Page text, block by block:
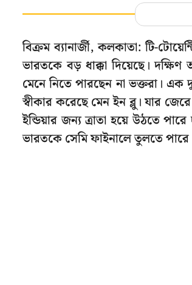
বিক্রম ব্যানার্জী, কলকাতা: টি-
ভারতকে বড় ধাক্কা দিয়েছে।
মেনে নিতে পারছেন না ভক্তরা।
স্বীকার করেছে মেন ইন ব্লু। যার
ইন্ডিয়ার জন্য ত্রাতা হয়ে উঠতে
ভারতকে সেমি ফাইনালে তুলতে পারে।